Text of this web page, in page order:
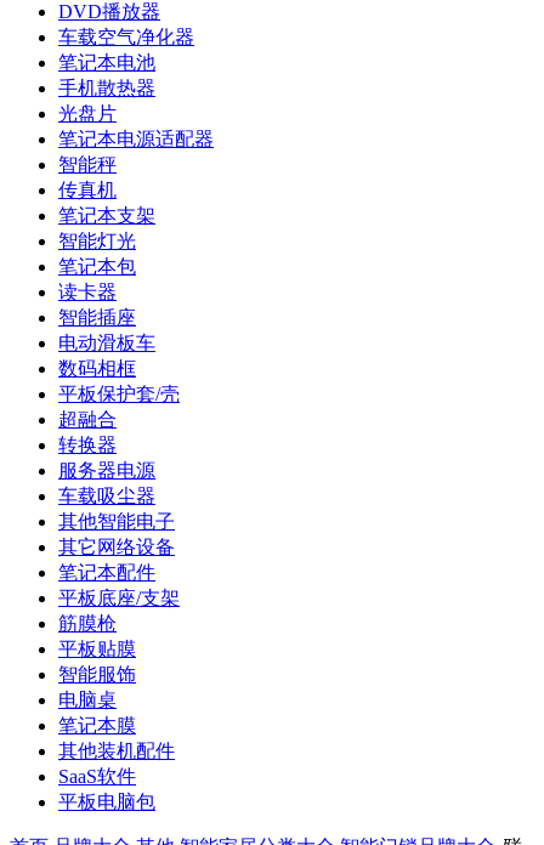
DVD播放器
车载空气净化器
笔记本电池
手机散热器
光盘片
笔记本电源适配器
智能秤
传真机
笔记本支架
智能灯光
笔记本包
读卡器
智能插座
电动滑板车
数码相框
平板保护套/壳
超融合
转换器
服务器电源
车载吸尘器
其他智能电子
其它网络设备
笔记本配件
平板底座/支架
筋膜枪
平板贴膜
智能服饰
电脑桌
笔记本膜
其他装机配件
SaaS软件
平板电脑包